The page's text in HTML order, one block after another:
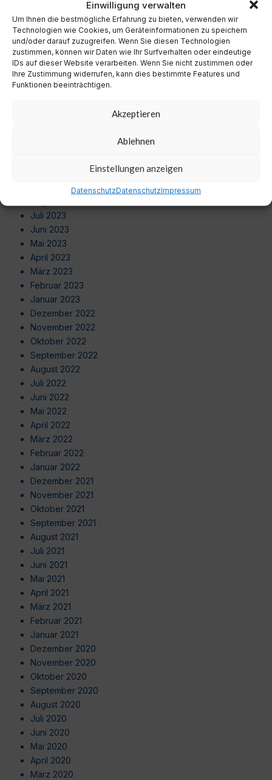
Einwilligung verwalten
Um Ihnen die bestmögliche Erfahrung zu bieten, verwenden wir
Technologien wie Cookies, um Geräteinformationen zu speichern
und/oder darauf zuzugreifen. Wenn Sie diesen Technologien
zustimmen, können wir Daten wie Ihr Surfverhalten oder eindeutige
IDs auf dieser Website verarbeiten. Wenn Sie nicht zustimmen oder
Ihre Zustimmung widerrufen, kann dies bestimmte Features und
Funktionen beeinträchtigen.
Akzeptieren
Ablehnen
Einstellungen anzeigen
DatenschutzDatenschutzImpressum
September 2024
August 2024
Juli 2024
Juni 2024
Mai 2024
April 2024
September 2023
Juli 2023
Juni 2023
Mai 2023
April 2023
März 2023
Februar 2023
Januar 2023
Dezember 2022
November 2022
Oktober 2022
September 2022
August 2022
Juli 2022
Juni 2022
Mai 2022
April 2022
März 2022
Februar 2022
Januar 2022
Dezember 2021
November 2021
Oktober 2021
September 2021
August 2021
Juli 2021
Juni 2021
Mai 2021
April 2021
März 2021
Februar 2021
Januar 2021
Dezember 2020
November 2020
Oktober 2020
September 2020
August 2020
Juli 2020
Juni 2020
Mai 2020
April 2020
März 2020